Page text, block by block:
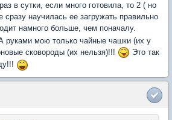
в сутки, если много готовила, то 2 ( но
сразу научилась ее загружать правильно
намного больше, чем поначалу.
руками мою только чайные чашки (их у
сковороды (их нельзя)!!!
Это так